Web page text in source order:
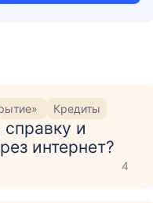
Кредиты
и
интернет?
4